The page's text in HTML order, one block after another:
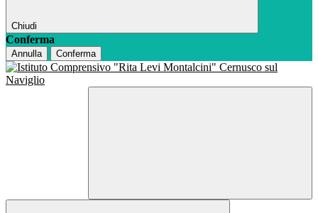
Chiudi
Conferma
Annulla Conferma